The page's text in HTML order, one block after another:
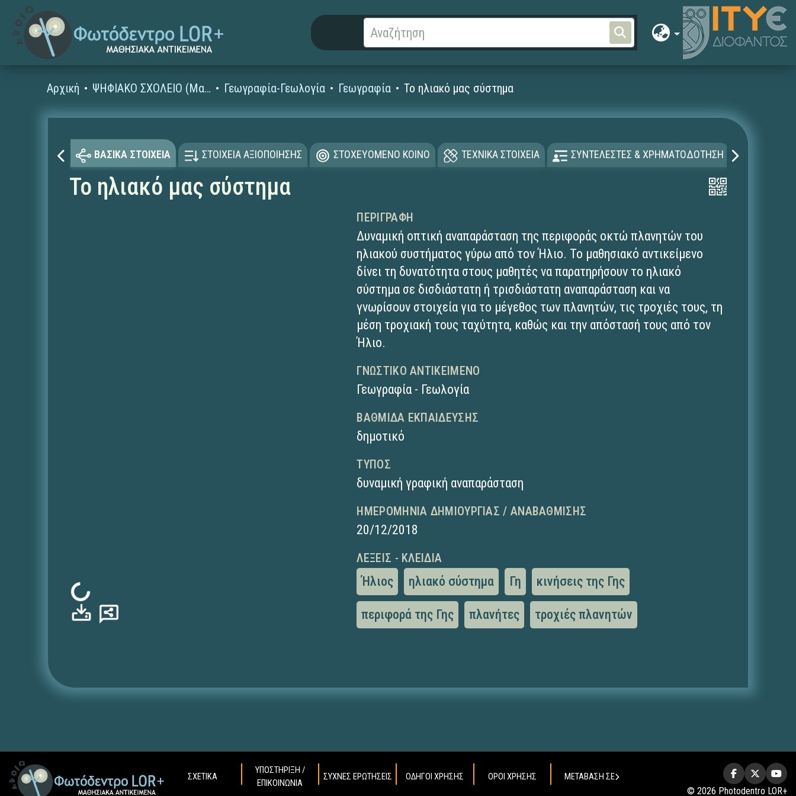
Αρχική ΨΗΦΙΑΚΟ ΣΧΟΛΕΙΟ (Μαθησιακά Αντικείμενα) Γεωγραφία-Γεωλογία Γεωγραφία Το ηλιακό μας σύστημα
ΒΑΣΙΚΑ ΣΤΟΙΧΕΙΑ ΣΤΟΙΧΕΙΑ ΑΞΙΟΠΟΙΗΣΗΣ ΣΤΟΧΕΥΟΜΕΝΟ ΚΟΙΝΟ ΤΕΧΝΙΚΑ ΣΤΟΙΧΕΙΑ ΣΥΝΤΕΛΕΣΤΕΣ & ΧΡΗΜΑΤΟΔΟΤΗΣΗ
Το ηλιακό μας σύστημα
Φόρτωση...
ΠΕΡΙΓΡΑΦΉ
Δυναμική οπτική αναπαράσταση της περιφοράς οκτώ πλανητών του
ηλιακού συστήματος γύρω από τον Ήλιο. Το μαθησιακό αντικείμενο
δίνει τη δυνατότητα στους μαθητές να παρατηρήσουν το ηλιακό
σύστημα σε δισδιάστατη ή τρισδιάστατη αναπαράσταση και να
γνωρίσουν στοιχεία για το μέγεθος των πλανητών, τις τροχιές τους, τη
μέση τροχιακή τους ταχύτητα, καθώς και την απόστασή τους από τον
Ήλιο.
ΓΝΩΣΤΙΚΌ ΑΝΤΙΚΕΊΜΕΝΟ
Γεωγραφία - Γεωλογία
ΒΑΘΜΊΔΑ ΕΚΠΑΊΔΕΥΣΗΣ
δημοτικό
ΤΎΠΟΣ
δυναμική γραφική αναπαράσταση
ΗΜΕΡΟΜΗΝΊΑ ΔΗΜΙΟΥΡΓΊΑΣ / ΑΝΑΒΆΘΜΙΣΗΣ
20/12/2018
ΛΈΞΕΙΣ - ΚΛΕΙΔΙΆ
Ήλιος ηλιακό σύστημα Γη κινήσεις της Γης
περιφορά της Γης πλανήτες τροχιές πλανητών
ΣΧΕΤΙΚΑ
ΥΠΟΣΤΗΡΙΞΗ /
ΕΠΙΚΟΙΝΩΝΙΑ
ΣΥΧΝΕΣ ΕΡΩΤΗΣΕΙΣ ΟΔΗΓΟΙ ΧΡΗΣΗΣ ΟΡΟΙ ΧΡΗΣΗΣ ΜΕΤΑΒΑΣΗ ΣΕ
© 2026 Photodentro LOR+